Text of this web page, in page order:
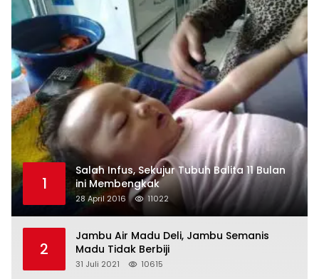
1
Salah Infus, Sekujur Tubuh Balita 11 Bulan
ini Membengkak
28 April 2016 11022
2
Jambu Air Madu Deli, Jambu Semanis
Madu Tidak Berbiji
31 Juli 2021 10615